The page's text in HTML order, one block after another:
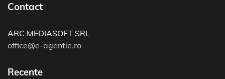
Contact
ARC MEDIASOFT SRL
office@e-agentie.ro
Recente